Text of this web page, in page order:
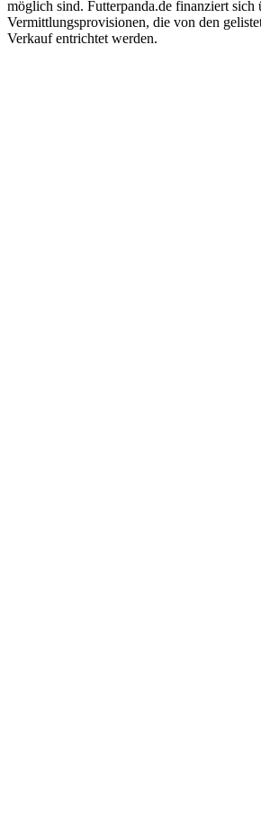
möglich sind. Futterpanda.de finanziert sich
Vermittlungsprovisionen, die von den
Verkauf entrichtet werden.